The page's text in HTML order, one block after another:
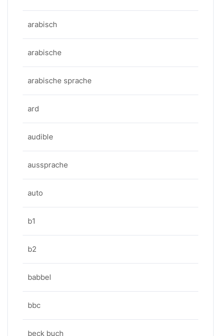
arabisch
arabische
arabische sprache
ard
audible
aussprache
auto
b1
b2
babbel
bbc
beck buch